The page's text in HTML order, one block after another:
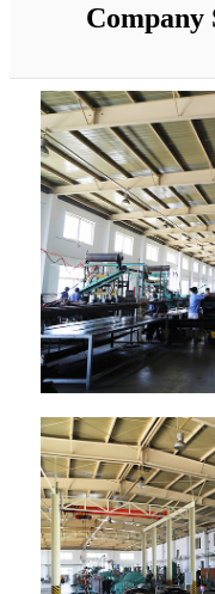
Company